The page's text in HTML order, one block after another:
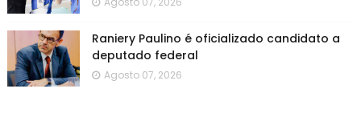
Raniery Paulino é oficializado candidato a
deputado federal
Agosto 07, 2026